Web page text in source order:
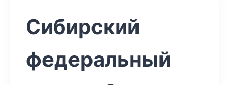
Сибирский
федеральный